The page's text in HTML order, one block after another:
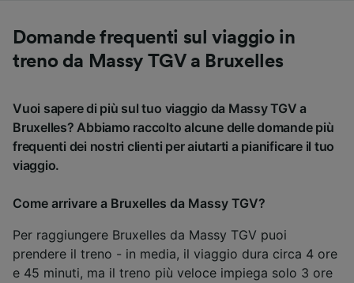
Domande frequenti sul viaggio in
treno da Massy TGV a Bruxelles
Vuoi sapere di più sul tuo viaggio da Massy TGV a
Bruxelles? Abbiamo raccolto alcune delle domande più
frequenti dei nostri clienti per aiutarti a pianificare il tuo
viaggio.
Come arrivare a Bruxelles da Massy TGV?
Per raggiungere Bruxelles da Massy TGV puoi
prendere il treno - in media, il viaggio dura circa 4 ore
e 45 minuti, ma il treno più veloce impiega solo 3 ore